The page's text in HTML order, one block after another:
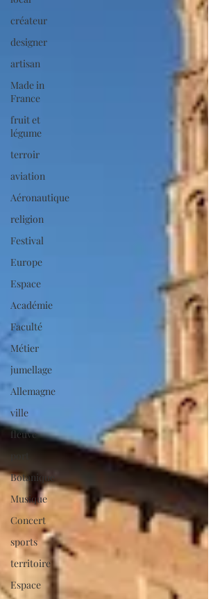
créateur
designer
artisan
Made in
France
fruit et
légume
terroir
aviation
Aéronautique
religion
Festival
Europe
Espace
Académie
Faculté
Métier
jumellage
Allemagne
ville
fleuve
port
Botanique
Musique
Concert
sports
territoire
Espace